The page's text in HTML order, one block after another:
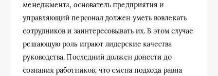
менеджмента, основатель предприятия и
управляющий персонал должен уметь вовлекать
сотрудников и заинтересовывать их. В этом случае
решающую роль играют лидерские качества
руководства. Последний должен донести до
сознания работников, что смена подхода равна